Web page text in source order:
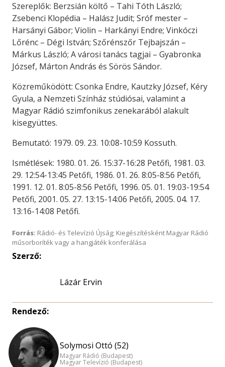
Szereplők: Berzsián költő – Tahi Tóth László;
Zsebenci Klopédia – Halász Judit; Sróf mester –
Harsányi Gábor; Violin – Harkányi Endre; Vinkóczi
Lőrénc – Dégi István; Szőrénszőr Tejbajszán –
Márkus László; A városi tanács tagjai – Gyabronka
József, Márton András és Sörös Sándor.
Közreműködött: Csonka Endre, Kautzky József, Kéry
Gyula, a Nemzeti Színház stúdiósai, valamint a
Magyar Rádió szimfonikus zenekarából alakult
kisegyüttes.
Bemutató: 1979. 09. 23. 10:08-10:59 Kossuth.
Ismétlések: 1980. 01. 26. 15:37-16:28 Petőfi, 1981. 03.
29. 12:54-13:45 Petőfi, 1986. 01. 26. 8:05-8:56 Petőfi,
1991. 12. 01. 8:05-8:56 Petőfi, 1996. 05. 01. 19:03-19:54
Petőfi, 2001. 05. 27. 13:15-14:06 Petőfi, 2005. 04. 17.
13:16-14:08 Petőfi.
Forrás: Rádió- és Televízió Újság; Kiegészítésként Magyar Rádió
műsorboríték vagy a hangjáték konferálása
Szerző:
Lázár Ervin
Rendező:
Solymosi Ottó (52)
Magyar Rádió (Budapest)
Magyar Televízió (Budapest)